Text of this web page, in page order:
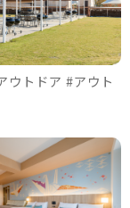
ウトドア #アウト